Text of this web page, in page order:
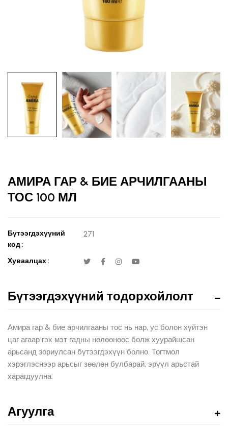
АМИРА ГАР & БИЕ АРЧИЛГААНЫ
ТОС 100 МЛ
Бүтээгдэхүүний
код :
271
Хуваалцах :
Бүтээгдэхүүний тодорхойлолт
Амира гар & бие арчилгааны тос нь нар, ус болон хүйтэн
цаг агаар гэх мэт гадны нөлөөнөөс болж хуурайшсан
арьсанд зориулсан бүтээгдэхүүн болно. Тогтмол
хэрэглэснээр арьсыг зөөлөн булбарай, эрүүл арьстай
харагдуулна.
Агуулга